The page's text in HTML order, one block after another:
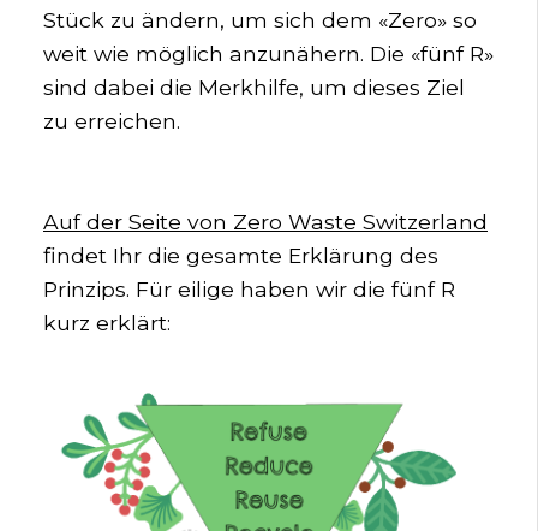
Stück zu ändern, um sich dem «Zero» so
weit wie möglich anzunähern. Die «fünf R»
sind dabei die Merkhilfe, um dieses Ziel
zu erreichen.
Auf der Seite von Zero Waste Switzerland
findet Ihr die gesamte Erklärung des
Prinzips. Für eilige haben wir die fünf R
kurz erklärt: